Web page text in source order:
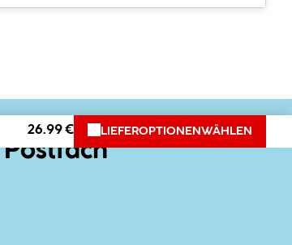
26.99 € LIEFEROPTIONEN WÄHLEN